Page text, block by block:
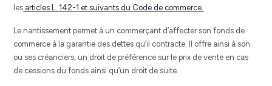
les articles L. 142-1 et suivants du Code de commerce.
Le nantissement permet à un commerçant d’affecter son fonds de
commerce à la garantie des dettes qu’il contracte. Il offre ainsi à son
ou ses créanciers, un droit de préférence sur le prix de vente en cas
de cessions du fonds ainsi qu’un droit de suite.